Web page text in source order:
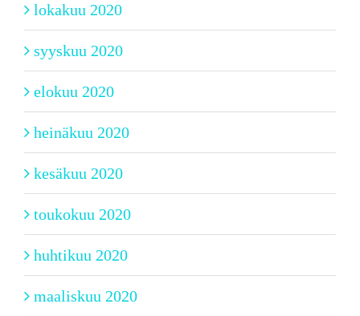
lokakuu 2020
syyskuu 2020
elokuu 2020
heinäkuu 2020
kesäkuu 2020
toukokuu 2020
huhtikuu 2020
maaliskuu 2020